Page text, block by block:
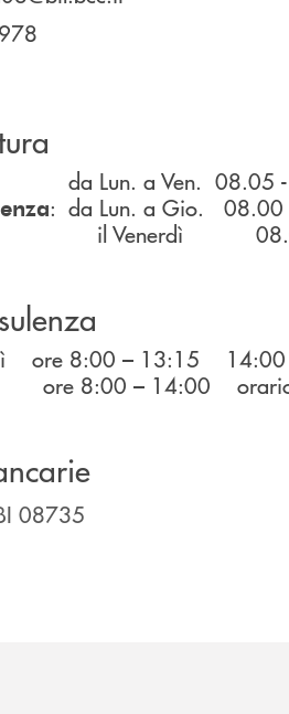
da Lun. a Ven. 08.05 -
: da Lun. a Gio.
08.00 - 13.15
ore 8:00 – 13:15 14:00
– 14:00 orario
08735